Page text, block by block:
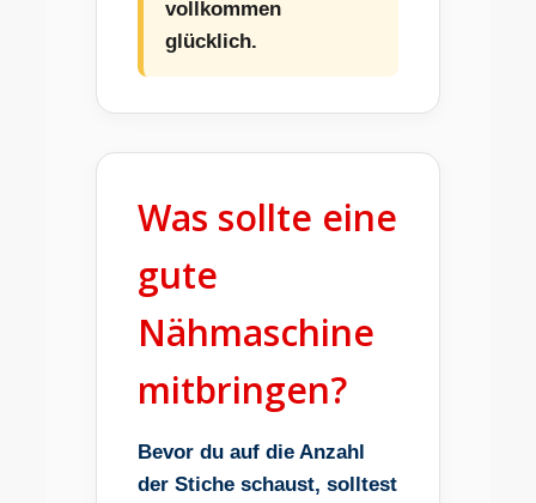
vollkommen
glücklich.
Was sollte eine
gute
Nähmaschine
mitbringen?
Bevor du auf die Anzahl
der Stiche schaust, solltest